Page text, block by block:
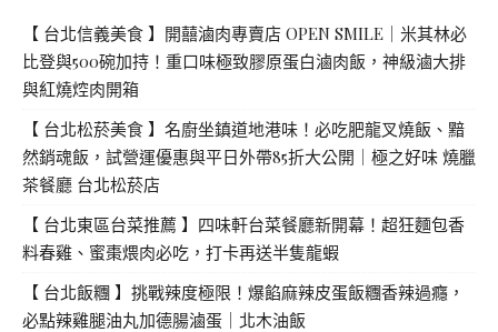
【 台北信義美食 】開囍滷肉專賣店 OPEN SMILE｜米其林必
比登與500碗加持！重口味極致膠原蛋白滷肉飯，神級滷大排
與紅燒焢肉開箱
【 台北松菸美食 】名廚坐鎮道地港味！必吃肥龍叉燒飯、黯
然銷魂飯，試營運優惠與平日外帶85折大公開｜極之好味 燒臘
茶餐廳 台北松菸店
【 台北東區台菜推薦 】四味軒台菜餐廳新開幕！超狂麵包香
料春雞、蜜棗煨肉必吃，打卡再送半隻龍蝦
【 台北飯糰 】挑戰辣度極限！爆餡麻辣皮蛋飯糰香辣過癮，
必點辣雞腿油丸加德腸滷蛋｜北木油飯